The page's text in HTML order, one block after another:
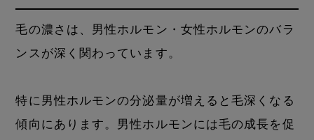
毛の濃さは、男性ホルモン・女性ホルモンのバラ
ンスが深く関わっています。
特に男性ホルモンの分泌量が増えると毛深くなる
傾向にあります。男性ホルモンには毛の成長を促